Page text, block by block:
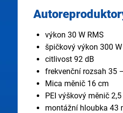
výkon 30 W RMS
špičkový výkon 300 W
citlivost 92 dB
frekvenční rozsah 35
Mica měnič 16 cm
PEI výškový měnič
montážní hloubka 43